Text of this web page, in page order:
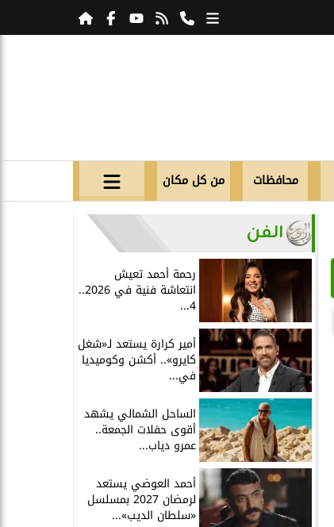
محافظات من كل مكان
الفن
رحمة أحمد تعيش
انتعاشة فنية في 2026..
4...
أمير كرارة يستعد لـ«شغل
كايرو».. أكشن وكوميديا
في...
الساحل الشمالي يشهد
أقوى حفلات الجمعة..
عمرو دياب...
أحمد العوضي يستعد
لرمضان 2027 بمسلسل
«سلطان الديب»...